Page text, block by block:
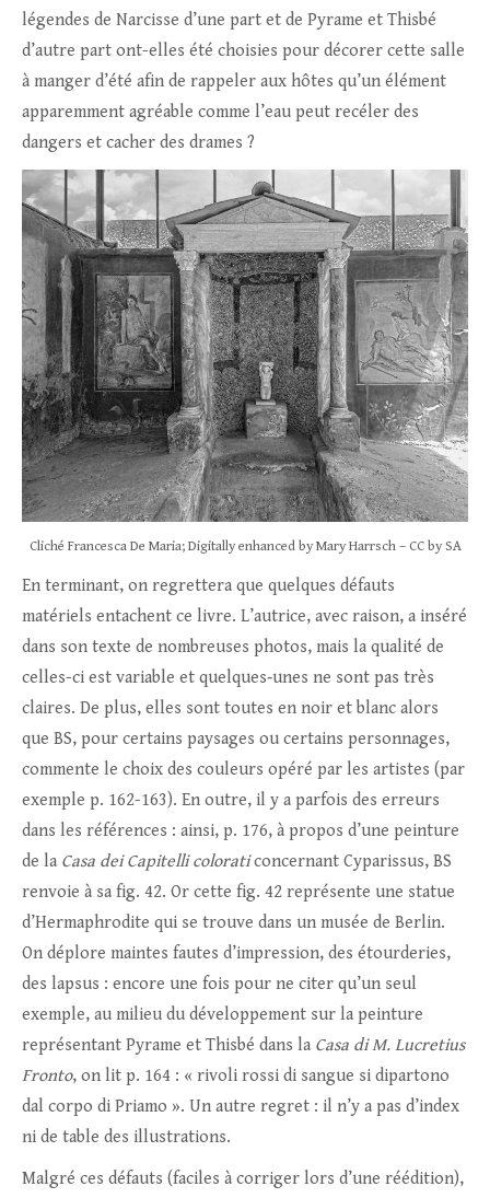
légendes de Narcisse d’une part et de Pyrame et Thisbé
d’autre part ont-elles été choisies pour décorer cette salle
à manger d’été afin de rappeler aux hôtes qu’un élément
apparemment agréable comme l’eau peut recéler des
dangers et cacher des drames ?
Cliché Francesca De Maria; Digitally enhanced by Mary Harrsch – CC by SA
En terminant, on regrettera que quelques défauts
matériels entachent ce livre. L’autrice, avec raison, a inséré
dans son texte de nombreuses photos, mais la qualité de
celles-ci est variable et quelques‑unes ne sont pas très
claires. De plus, elles sont toutes en noir et blanc alors
que BS, pour certains paysages ou certains personnages,
commente le choix des couleurs opéré par les artistes (par
exemple p. 162-163). En outre, il y a parfois des erreurs
dans les références : ainsi, p. 176, à propos d’une peinture
de la Casa dei Capitelli coloraticoncernant Cyparissus, BS
renvoie à sa fig. 42. Or cette fig. 42 représente une statue
d’Hermaphrodite qui se trouve dans un musée de Berlin.
On déplore maintes fautes d’impression, des étourderies,
des lapsus : encore une fois pour ne citer qu’un seul
exemple, au milieu du développement sur la peinture
représentant Pyrame et Thisbé dans la Casa di M. Lucretius
Fronto, on lit p. 164 : « rivoli rossi di sangue si dipartono
dal corpo di Priamo ». Un autre regret : il n’y a pas d’index
ni de table des illustrations.
Malgré ces défauts (faciles à corriger lors d’une réédition),